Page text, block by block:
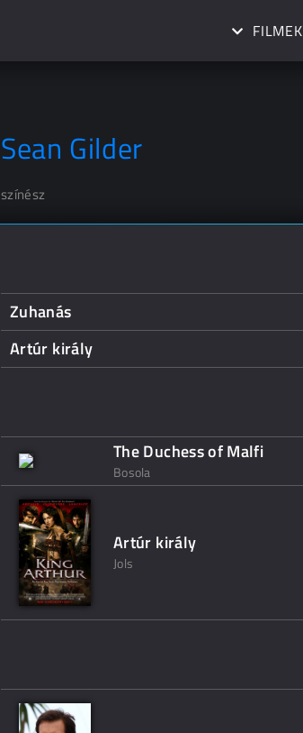
FILMEK
Sean Gilder
színész
Zuhanás
Artúr király
The Duchess of Malfi
Bosola
Artúr király
Jols